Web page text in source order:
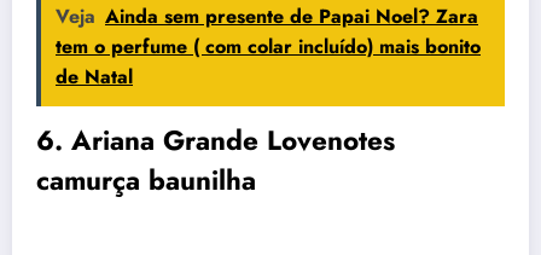
Veja Ainda sem presente de Papai Noel? Zara
tem o perfume ( com colar incluído) mais bonito
de Natal
6. Ariana Grande Lovenotes
camurça baunilha